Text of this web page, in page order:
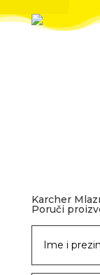
Karcher
Poruči